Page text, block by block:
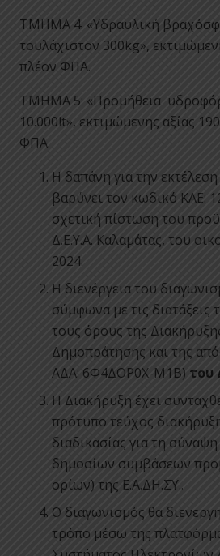
ΤΜΗΜΑ 4: «Υδραυλική
τουλάχιστον 300kg»,
πλέον ΦΠΑ.
ΤΜΗΜΑ 5: «Προμήθεια
10.000lt», εκτιμώμενης αξίας
ΦΠΑ.
Η δαπάνη για την
βαρύνει τον κωδικό ΚΑΕ:
σχετική πίστωση του
Δ.Ε.Υ.Α. Καλαμάτας, του
2024.
Η διενέργεια του
σύμφωνα με τις διατάξεις
τους όρους της
Δημοπράτησης και της
ΑΔΑ: 6Φ4ΔΟΡ0Χ-Μ1Β) του
Η Διακήρυξη έχει
πρότυπο τεύχος
διαδικασίας για τη
δημοσίων συμβάσεων
ορίων) της Ε.Α.ΔΗ.ΣΥ..
Ο διαγωνισμός θα
τρόπο μέσω της